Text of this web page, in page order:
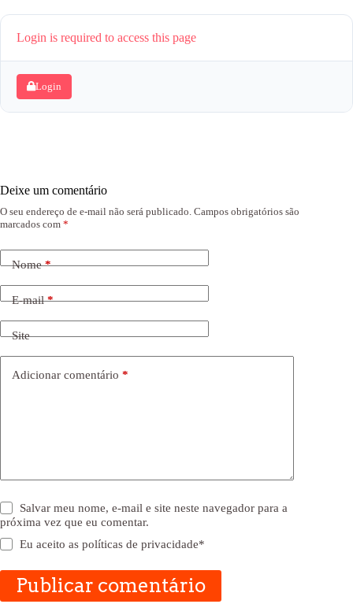
Login is required to access this page
Login
Deixe um comentário
O seu endereço de e-mail não será publicado. Campos obrigatórios são
marcados com *
Nome*
E-mail*
Site
Adicionar comentário *
Salvar meu nome, e-mail e site neste navegador para a
próxima vez que eu comentar.
Eu aceito aspolíticas de privacidade*
Publicar comentário